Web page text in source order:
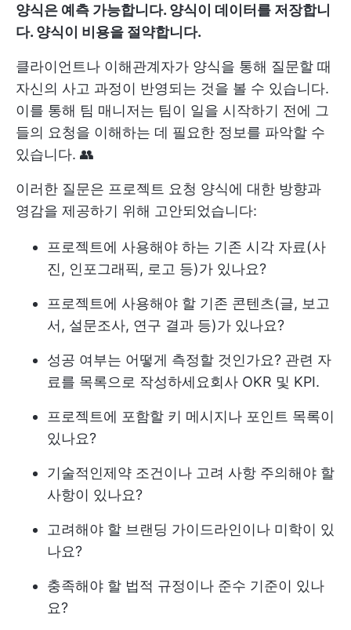
양식은 예측 가능합니다. 양식이 데이터를 저장합니
다. 양식이 비용을 절약합니다.
클라이언트나 이해관계자가 양식을 통해 질문할 때
자신의 사고 과정이 반영되는 것을 볼 수 있습니다.
이를 통해 팀 매니저는 팀이 일을 시작하기 전에 그
들의 요청을 이해하는 데 필요한 정보를 파악할 수
있습니다. 👥
이러한 질문은 프로젝트 요청 양식에 대한 방향과
영감을 제공하기 위해 고안되었습니다:
프로젝트에 사용해야 하는 기존 시각 자료(사
진, 인포그래픽, 로고 등)가 있나요?
프로젝트에 사용해야 할 기존 콘텐츠(글, 보고
서, 설문조사, 연구 결과 등)가 있나요?
성공 여부는 어떻게 측정할 것인가요? 관련 자
료를 목록으로 작성하세요회사 OKR 및 KPI.
프로젝트에 포함할 키 메시지나 포인트 목록이
있나요?
기술적인제약 조건이나 고려 사항 주의해야 할
사항이 있나요?
고려해야 할 브랜딩 가이드라인이나 미학이 있
나요?
충족해야 할 법적 규정이나 준수 기준이 있나
요?